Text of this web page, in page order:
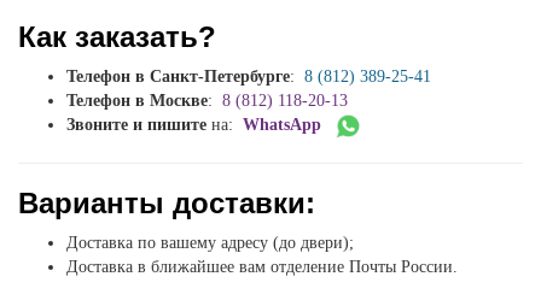
Как заказать?
Телефон в Санкт-Петербурге: 8 (812) 389-25-41
Телефон в Москве: 8 (812) 118-20-13
Звоните и пишите на: WhatsApp
Варианты доставки:
Доставка по вашему адресу (до двери);
Доставка в ближайшее вам отделение Почты России.